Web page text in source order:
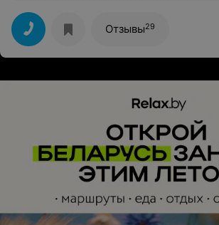
относилась просто невероятно хорошо. Ей
благодарность. А вот администратор и ее
поведение....Я даже не могу подобрать
слов. Когда я вошла - ее не было на
достаточно быстро. Предложила
одежду, она исчезла. Просто нет ее. Я
не имела куда идти, что делать, через
момент увидела, что, внимание,
делают маникюр... На меня ноль
какое-то время вышла Дарья и
ней вопросов нет, все было хорошо. В
когда я рассчитывалась за услугу,
сидела в телефоне и даже голову не
уткнувшись куда-то там озвучила сумму.
считаю недопустимым такое поведение
администратора!
Отзывы29